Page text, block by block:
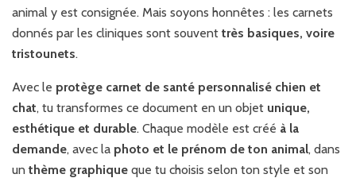
animal y est consignée. Mais soyons honnêtes : les carnets
donnés par les cliniques sont souvent très basiques, voire
tristounets.
Avec le protège carnet de santé personnalisé chien et
chat, tu transformes ce document en un objet unique,
esthétique et durable. Chaque modèle est créé à la
demande, avec la photo et le prénom de ton animal, dans
un thème graphique que tu choisis selon ton style et son